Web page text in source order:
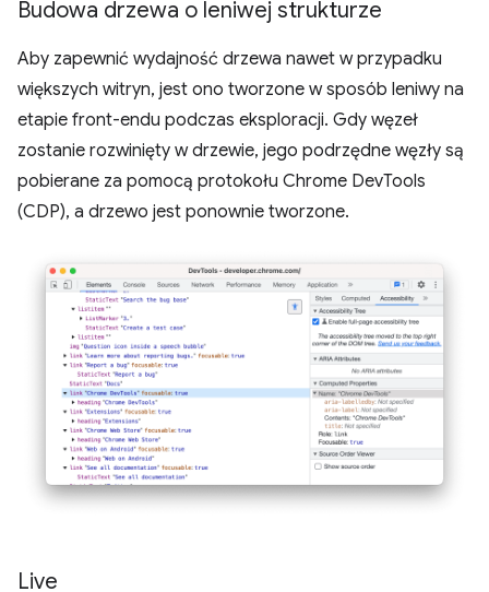
Budowa drzewa o leniwej strukturze
Aby zapewnić wydajność drzewa nawet w przypadku
większych witryn, jest ono tworzone w sposób leniwy na
etapie front-endu podczas eksploracji. Gdy węzeł
zostanie rozwinięty w drzewie, jego podrzędne węzły są
pobierane za pomocą protokołu Chrome DevTools
(CDP), a drzewo jest ponownie tworzone.
Live